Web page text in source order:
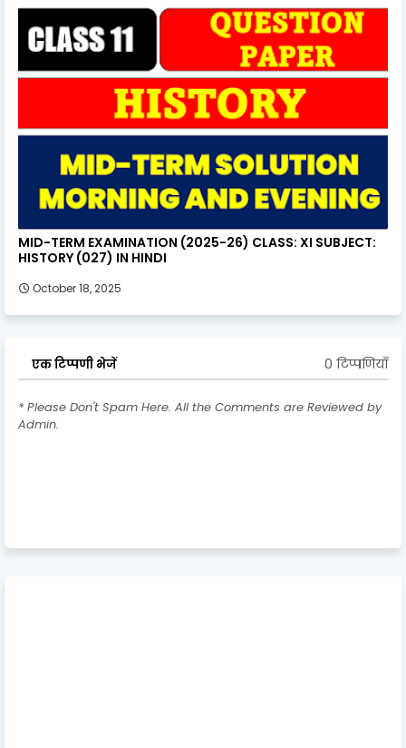
MID-TERM EXAMINATION (2025-26) CLASS: XI SUBJECT:
HISTORY (027) IN HINDI
October 18, 2025
एक टिप्पणी भेजें 0 टिप्पणियाँ
* Please Don't Spam Here. All the Comments are Reviewed by
Admin.